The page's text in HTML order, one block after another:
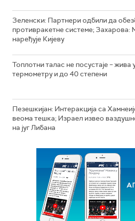
Зеленски: Партнери одбили да
противракетне системе; Захарова:
наређује Кијеву
Топлотни талас не посустаје – жива
термометру и до 40 степени
Пезешкијан: Интеракција са
веома тешка; Израел извео
на југ Либана